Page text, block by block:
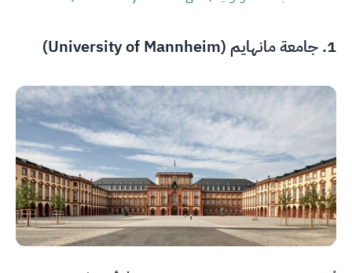
1. جامعة مانهايم (University of Mannheim)